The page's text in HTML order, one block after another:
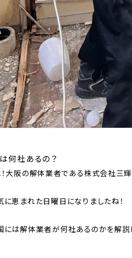
何社あるの？
大阪の解体業者である株式会社三
恵まれた日曜日になりましたね！
は解体業者が何社あるのかを解説